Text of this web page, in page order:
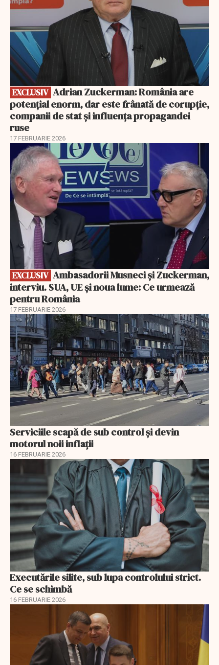
EXCLUSIV
potențial enorm, dar este frânată de corupție,
companii de stat și influența propagandei
ruse
17 FEBRUARIE 2026
EXCLUSIV
EXCLUSIV
interviu. SUA, UE și noua lume: Ce urmează
pentru România
17 FEBRUARIE 2026
Serviciile scapă de sub control și devin
motorul noii inflații
16 FEBRUARIE 2026
Executările silite, sub lupa controlului strict.
Ce se schimbă
16 FEBRUARIE 2026